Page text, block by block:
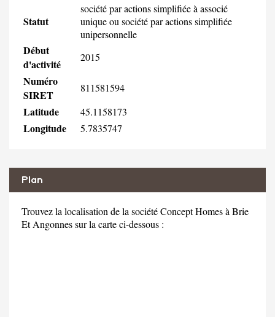
Statut
société par actions simplifiée à associé
unique ou société par actions simplifiée
unipersonnelle
Début
d'activité
2015
Numéro
SIRET
811581594
Latitude 45.1158173
Longitude 5.7835747
Plan
Trouvez la localisation de la société Concept Homes à Brie
Et Angonnes sur la carte ci-dessous :